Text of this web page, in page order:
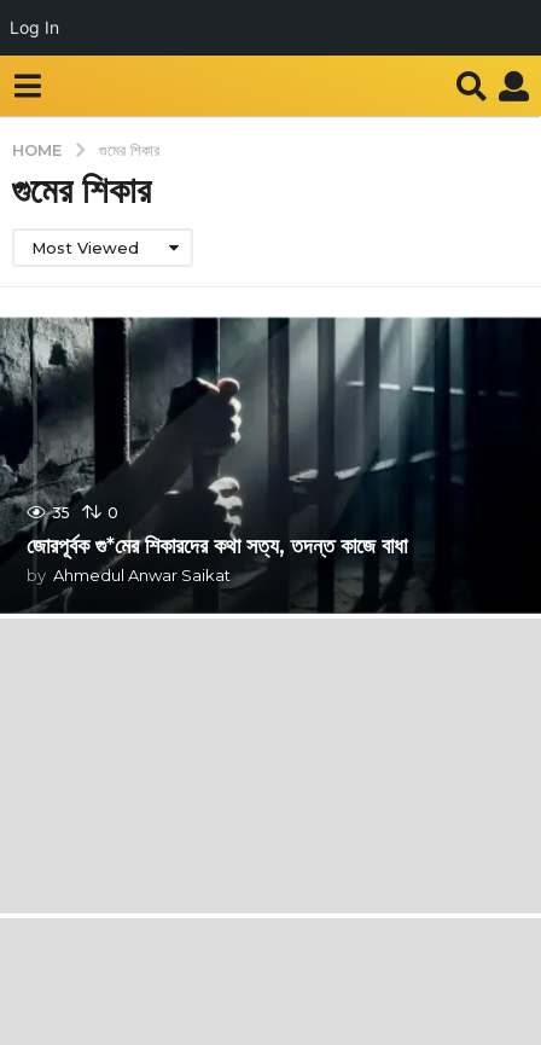
Log In
HOME গুমের শিকার
গুমের শিকার
Most Viewed
35 0
জোরপূর্বক গু*মের শিকারদের কথা সত্য, তদন্ত কাজে বাধা
by Ahmedul Anwar Saikat